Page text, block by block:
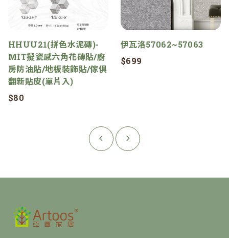
HHUU21(拼色水泥磚)-
MIT擬瓷感六角花磚貼/廚
房防油貼/地板裝飾貼/傢俱
翻新貼皮(單片入)
$80
伊瓦洛57062~57063
$699